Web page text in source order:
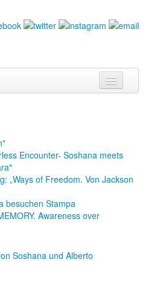
Ausstellungen
Encounter- Soshana meets
„Ways of Freedom. Von Jackson
besuchen Stampa
Awareness over
Soshana und Alberto